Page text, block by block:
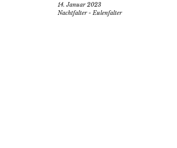
14. Januar 2023
Nachtfalter - Eulenfalter